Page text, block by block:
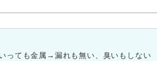
っても金属→漏れも無い、臭いもしない